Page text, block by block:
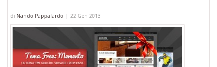
di Nando Pappalardo | 22 Gen 2013